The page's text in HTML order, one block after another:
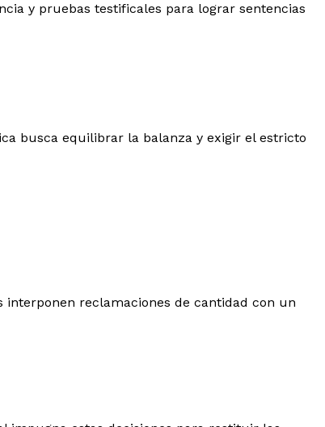
y pruebas testificales para lograr sentencias
busca equilibrar la balanza y exigir el estricto
interponen reclamaciones de cantidad con un